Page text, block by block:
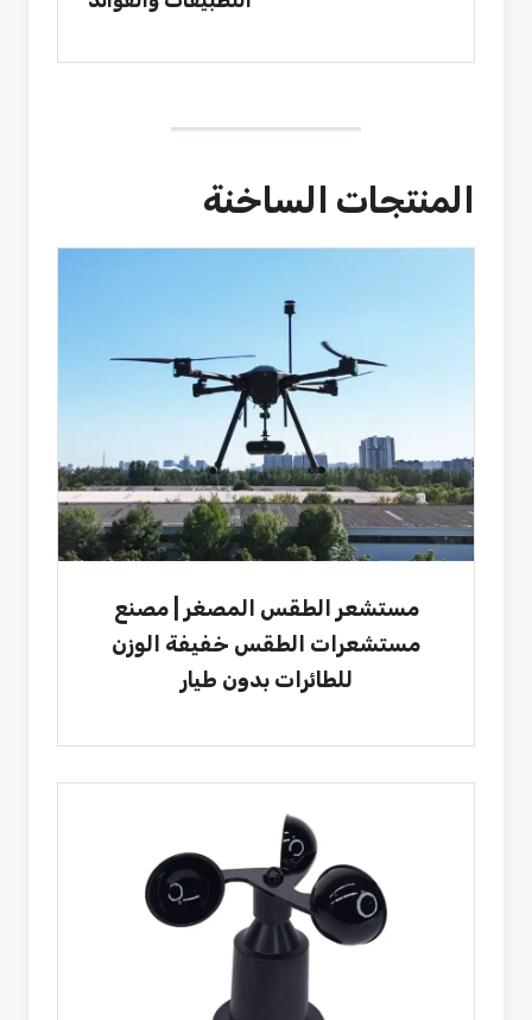
المنتجات الساخنة
مستشعر الطقس المصغر | مصنع
مستشعرات الطقس خفيفة الوزن
للطائرات بدون طيار